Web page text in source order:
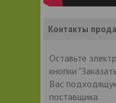
Контакты
Оставьте
кнопки
Вас
поставщика.